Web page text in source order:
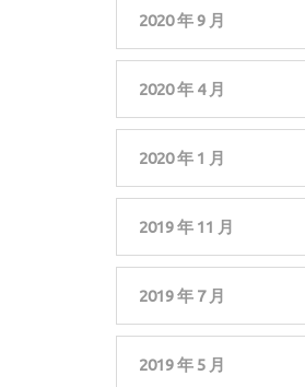
2020 年 9 月
2020 年 4 月
2020 年 1 月
2019 年 11 月
2019 年 7 月
2019 年 5 月